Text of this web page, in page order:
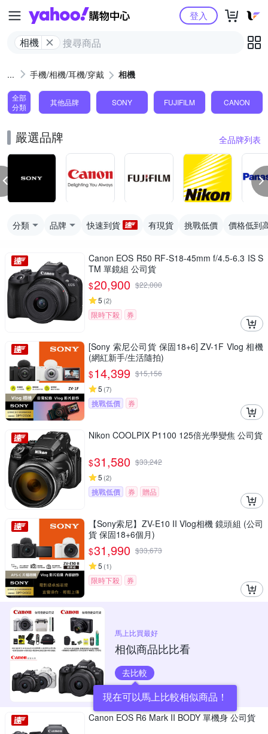
Yahoo購物中心
相機
登入
手機/相機/耳機/穿戴 相機
全部
分類
其他品牌 SONY FUJIFILM CANON
嚴選品牌 全品牌列表
分類 品牌 快速到貨 有現貨 挑戰低價 價格低到
Canon EOS R50 RF-S18-45mm f/4.5-6.3 IS S
TM 單鏡組 公司貨
$20,900 $22,000
5 (2)
限時下殺 券
[Sony 索尼公司貨 保固18+6] ZV-1F Vlog 相機
(網紅新手/生活隨拍)
$14,399 $15,156
5 (7)
挑戰低價 券
Nikon COOLPIX P1100 125倍光學變焦 公司貨
$31,580 $33,242
5 (2)
挑戰低價 券 贈品
【Sony索尼】ZV-E10 II Vlog相機 鏡頭組 (公司
貨 保固18+6個月)
$31,990 $33,673
5 (1)
限時下殺 券
馬上比買最好
相似商品比比看
去比較
現在可以馬上比較相似商品！
Canon EOS R6 Mark II BODY 單機身 公司貨